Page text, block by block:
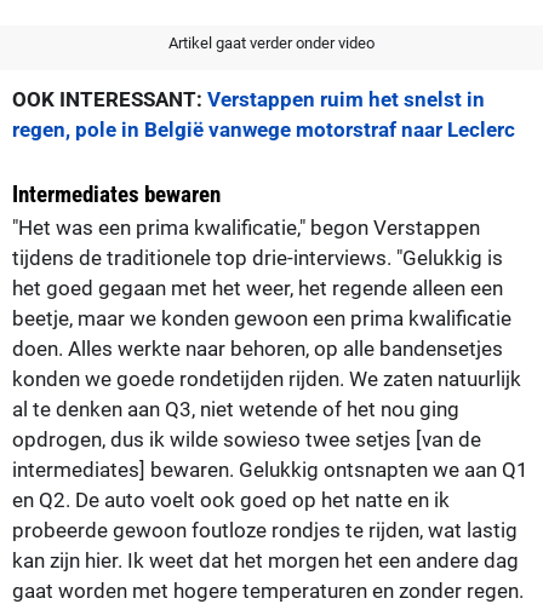
Artikel gaat verder onder video
OOK INTERESSANT: Verstappen ruim het snelst in
regen, pole in België vanwege motorstraf naar Leclerc
Intermediates bewaren
"Het was een prima kwalificatie," begon Verstappen
tijdens de traditionele top drie-interviews. "Gelukkig is
het goed gegaan met het weer, het regende alleen een
beetje, maar we konden gewoon een prima kwalificatie
doen. Alles werkte naar behoren, op alle bandensetjes
konden we goede rondetijden rijden. We zaten natuurlijk
al te denken aan Q3, niet wetende of het nou ging
opdrogen, dus ik wilde sowieso twee setjes [van de
intermediates] bewaren. Gelukkig ontsnapten we aan Q1
en Q2. De auto voelt ook goed op het natte en ik
probeerde gewoon foutloze rondjes te rijden, wat lastig
kan zijn hier. Ik weet dat het morgen het een andere dag
gaat worden met hogere temperaturen en zonder regen.